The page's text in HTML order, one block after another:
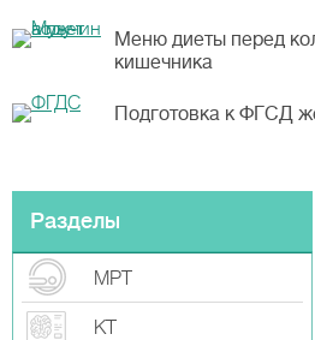
Меню диеты перед
кишечника
Подготовка к ФГСД
Разделы
МРТ
КТ